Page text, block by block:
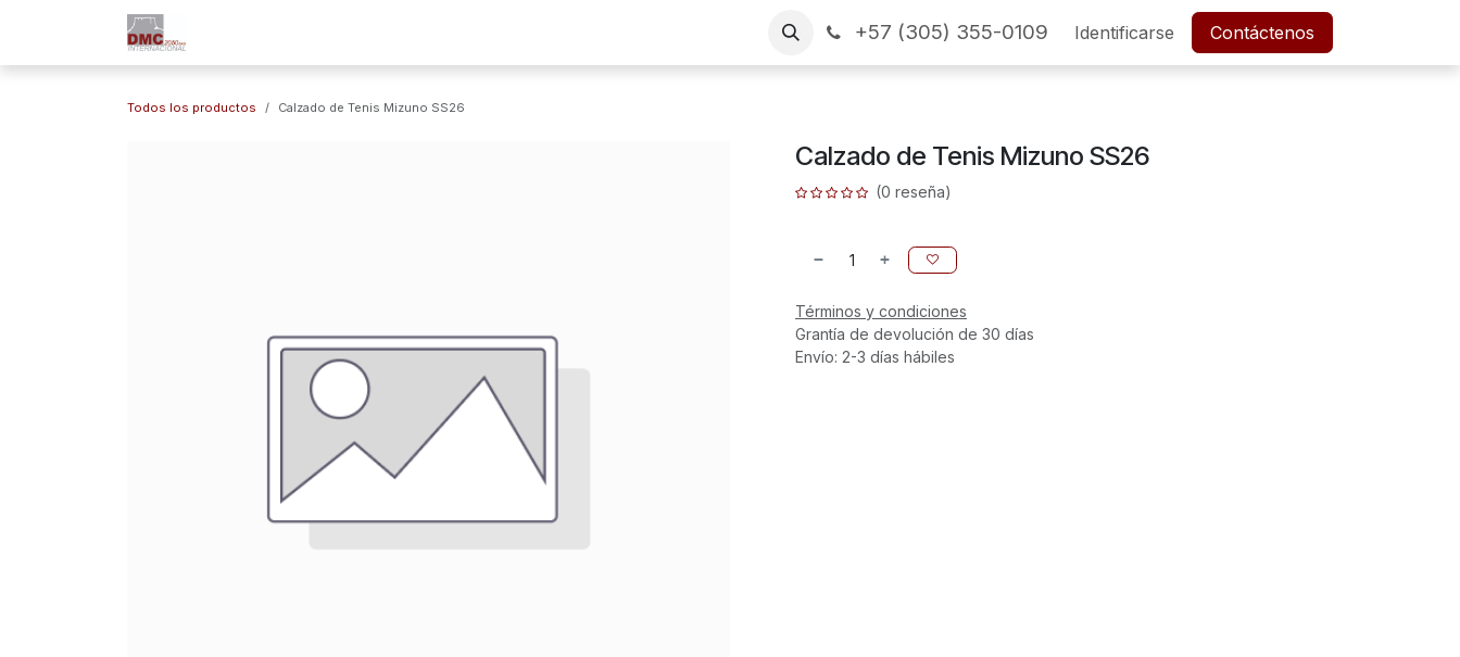
CONTÁCTENOS Financiamiento SERVICIO POSTVENTA Empleos
+57 (305) 355-0109 Identificarse Contáctenos
Todos los productos Calzado de Tenis Mizuno SS26
Calzado de Tenis Mizuno SS26
(0 reseña)
Términos y condiciones
Grantía de devolución de 30 días
Envío: 2-3 días hábiles